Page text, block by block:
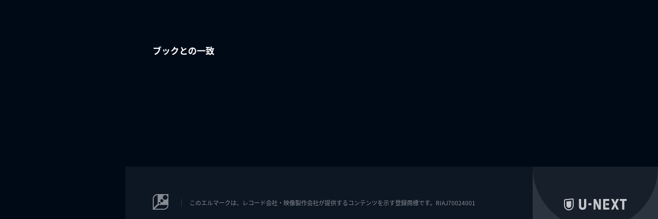
ブックとの一致
このエルマークは、レコード会社・映像製作会社が提供するコンテンツを示す登録商標です。RIAJ70024001